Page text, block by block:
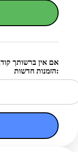
אם אין ברשותך קוד,
הזמנות חדשות: